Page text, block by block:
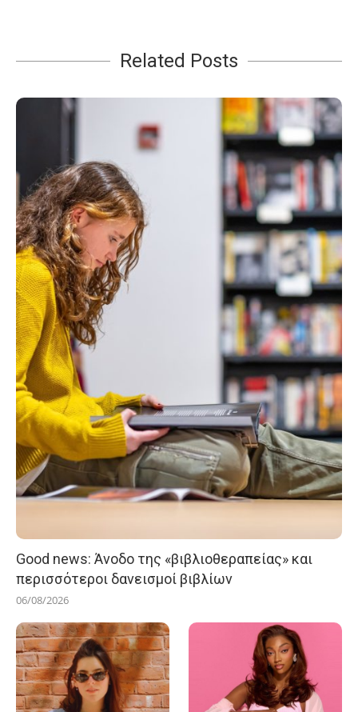
Related Posts
Good news: Άνοδο της «βιβλιοθεραπείας» και
περισσότεροι δανεισμοί βιβλίων
06/08/2026